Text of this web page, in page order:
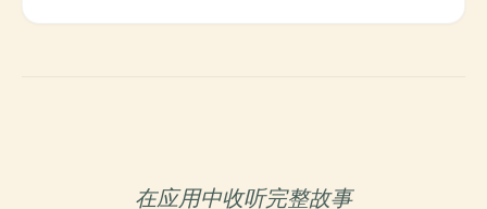
在应用中收听完整故事